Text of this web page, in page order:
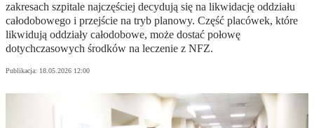
zakresach szpitale najczęściej decydują się na likwidację oddziału
całodobowego i przejście na tryb planowy. Część placówek, które
likwidują oddziały całodobowe, może dostać połowę
dotychczasowych środków na leczenie z NFZ.
Publikacja: 18.05.2026 12:00